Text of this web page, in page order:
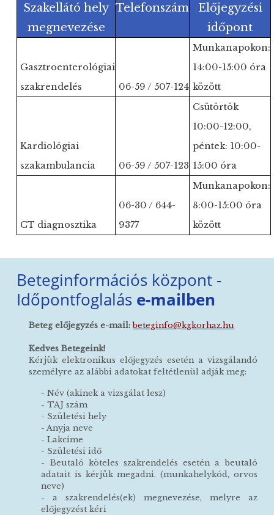
Szakellátó hely
megnevezése
Telefonszám
Előjegyzési
időpont
Gasztroenterológiai
szakrendelés
06-59 / 507-124
Munkanapokon:
14:00-15:00 óra
között
Kardiológiai
szakambulancia
06-59 / 507-123
Csütörtök
10:00-12:00,
péntek: 10:00-
15:00 óra
CT diagnosztika
06-30 / 644-
9377
Munkanapokon:
8:00-15:00 óra
között
Beteginformációs központ -
Időpontfoglalás e-mailben
Beteg előjegyzés e-mail: beteginfo@kgkorhaz.hu
Kedves Betegeink!
Kérjük elektronikus előjegyzés esetén a vizsgálandó
személyre az alábbi adatokat feltétlenül adják meg:
- Név (akinek a vizsgálat lesz)
- TAJ szám
- Születési hely
- Anyja neve
- Lakcíme
- Születési idő
- Beutaló köteles szakrendelés esetén a beutaló
adatait is kérjük megadni. (munkahelykód, orvos
neve)
- a szakrendelés(ek) megnevezése, melyre az
előjegyzést kéri